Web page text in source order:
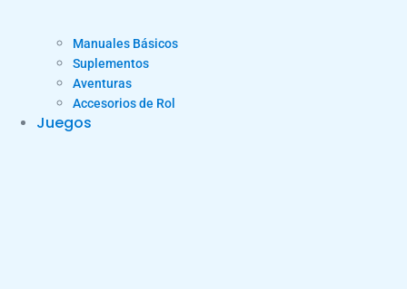
Manuales Básicos
Suplementos
Aventuras
Accesorios de Rol
Juegos